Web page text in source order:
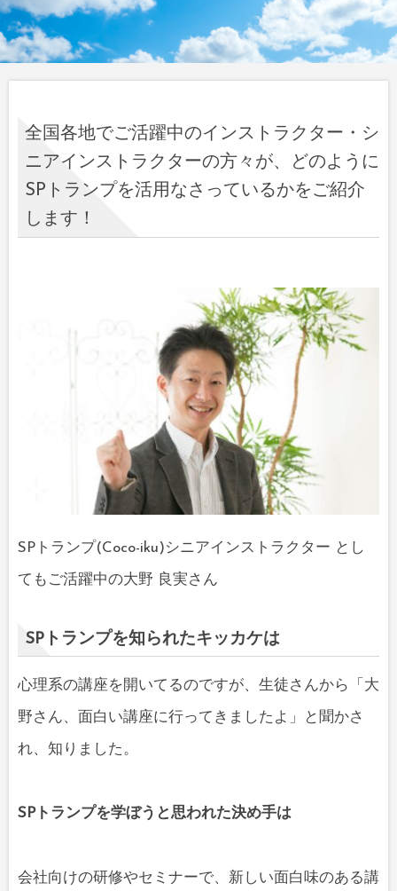
全国各地でご活躍中のインストラクター・シ
ニアインストラクターの方々が、どのように
SPトランプを活用なさっているかをご紹介
します！
SPトランプ(Coco-iku)シニアインストラクター とし
てもご活躍中の大野 良実さん
SPトランプを知られたキッカケは
心理系の講座を開いてるのですが、生徒さんから「大
野さん、面白い講座に行ってきましたよ」と聞かさ
れ、知りました。
SPトランプを学ぼうと思われた決め手は
会社向けの研修やセミナーで、新しい面白味のある講